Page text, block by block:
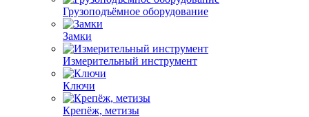
Грузоподъёмное оборудование
Замки
Измерительный инструмент
Ключи
Крепёж, метизы